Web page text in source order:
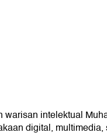
intelektual
digital,